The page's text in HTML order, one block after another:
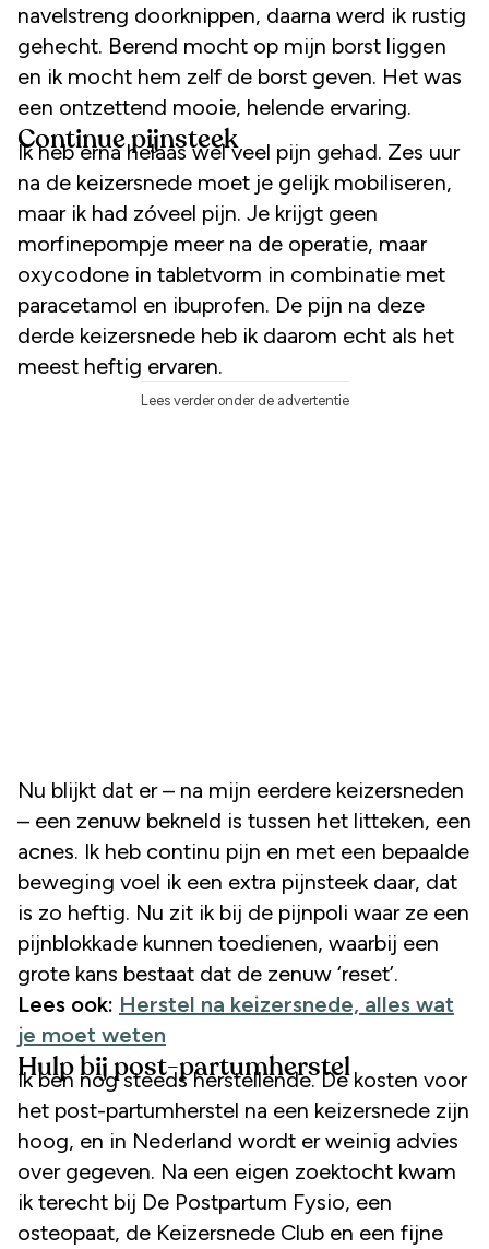
navelstreng doorknippen, daarna werd ik rustig
gehecht. Berend mocht op mijn borst liggen
en ik mocht hem zelf de borst geven. Het was
een ontzettend mooie, helende ervaring.
Continue pijnsteek
Ik heb erna helaas wel veel pijn gehad. Zes uur
na de keizersnede moet je gelijk mobiliseren,
maar ik had zóveel pijn. Je krijgt geen
morfinepompje meer na de operatie, maar
oxycodone in tabletvorm in combinatie met
paracetamol en ibuprofen. De pijn na deze
derde keizersnede heb ik daarom echt als het
meest heftig ervaren.
Lees verder onder de advertentie
Nu blijkt dat er – na mijn eerdere keizersneden
– een zenuw bekneld is tussen het litteken, een
acnes. Ik heb continu pijn en met een bepaalde
beweging voel ik een extra pijnsteek daar, dat
is zo heftig. Nu zit ik bij de pijnpoli waar ze een
pijnblokkade kunnen toedienen, waarbij een
grote kans bestaat dat de zenuw ‘reset’.
Lees ook: Herstel na keizersnede, alles wat
je moet weten
Hulp bij post-partumherstel
Ik ben nog steeds herstellende. De kosten voor
het post-partumherstel na een keizersnede zijn
hoog, en in Nederland wordt er weinig advies
over gegeven. Na een eigen zoektocht kwam
ik terecht bij De Postpartum Fysio, een
osteopaat, de Keizersnede Club en een fijne